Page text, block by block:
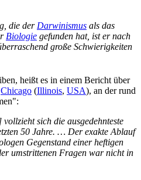
die der Darwinismus als das
Biologie gefunden hat, ist er nach
große Schwierigkeiten
heißt es in einem Bericht über
Chicago (Illinois, USA), an der rund
sich die ausgedehnteste
50 Jahre. … Der exakte Ablauf
Gegenstand einer heftigen
umstrittenen Fragen war nicht in